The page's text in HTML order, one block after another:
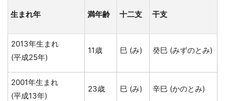
生まれ年 満年齢 十二支 干支
2013年生まれ
(平成25年)
11歳 巳 (み) 癸巳 (みずのとみ)
2001年生まれ
(平成13年)
23歳 巳 (み) 辛巳 (かのとみ)